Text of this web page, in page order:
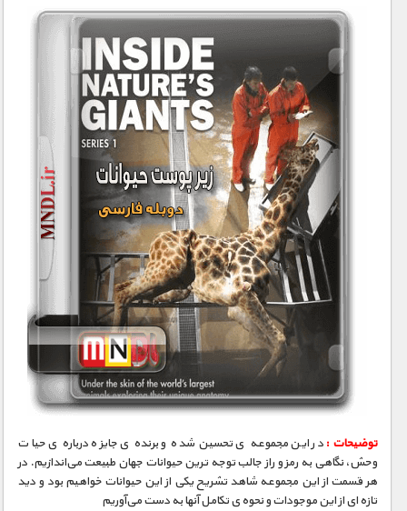
سازه/ معماری/ مهندسی
سرگرمی
شناخت کودکان
علم و فناوری
فرهنگ / هنر
کیهان / نجوم
گردشگری
ماورایی
مسابقات / ورزشی
مستند های اختصاصی
توضیحات : در این مجموعه‌ ی تحسین‌ شده و برنده‌ ی جایزه درباره‌ ی حیات
وحش، نگاهی به رمز و راز جالب‌ توجه‌ ترین حیوانات جهان طبیعت می‌اندازیم. در
هر قسمت از این مجموعه شاهد تشریح یکی از این حیوانات خواهیم بود و دید
تازه‌ ای از این موجودات و نحوه‌ ی تکامل آنها به دست می‌آوریم